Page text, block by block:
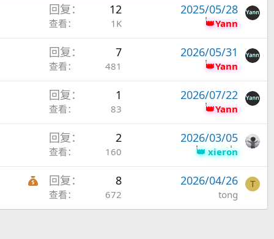
回复 12
查看 1K
2025/05/28
Yann
回复 7
查看 481
2026/05/31
Yann
回复 1
查看 83
2026/07/22
Yann
回复 2
查看 160
2026/03/05
xieron
主
回复 8
查看 672
2026/04/26
tong
T